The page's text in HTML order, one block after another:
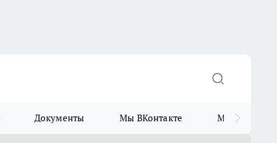
Документы Мы ВКонтакте Мы в